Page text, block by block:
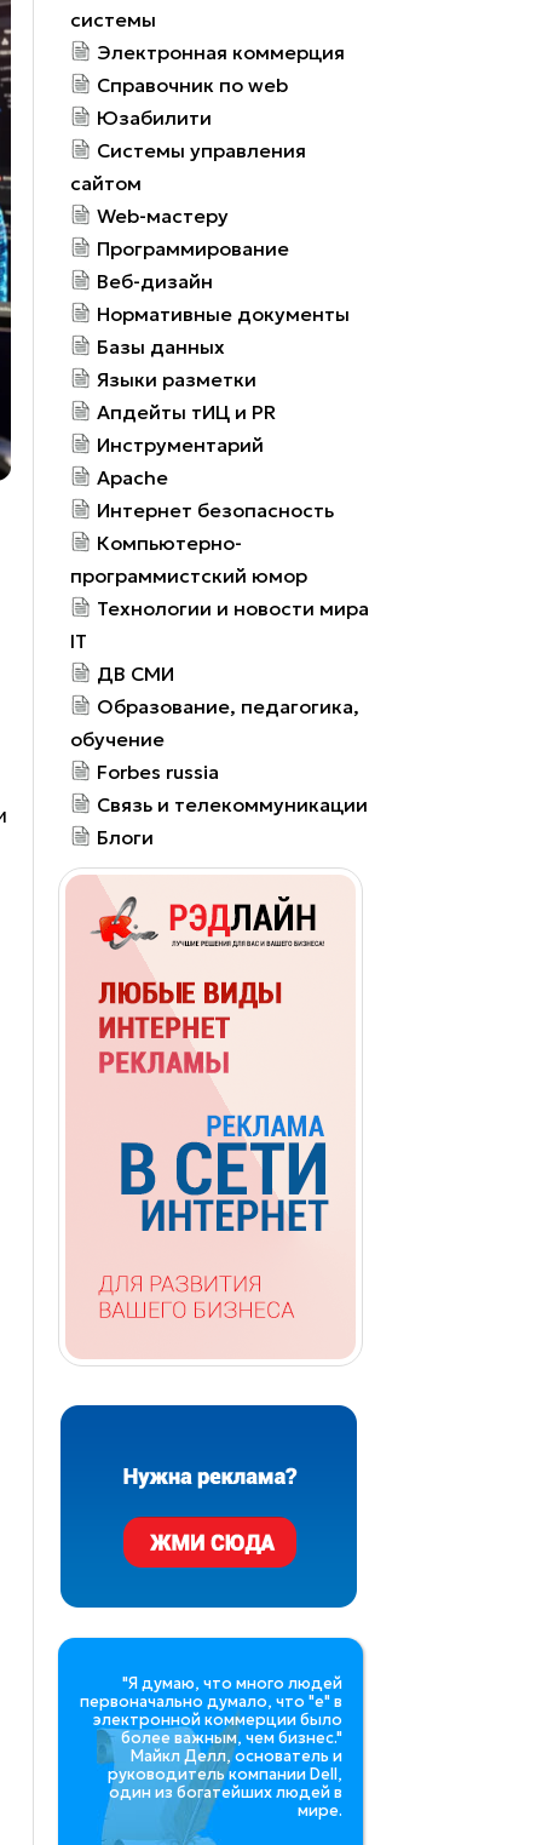
системы
Электронная коммерция
Справочник по web
Юзабилити
Системы управления
сайтом
Web-мастеру
Программирование
Веб-дизайн
Нормативные документы
Базы данных
Языки разметки
Апдейты тИЦ и PR
Инструментарий
Apache
Интернет безопасность
Компьютерно-
программистский юмор
Технологии и новости мира
IT
ДВ СМИ
Образование, педагогика,
обучение
Forbes russia
Связь и телекоммуникации
Блоги
"Я думаю, что много людей
первоначально думало, что "e" в
электронной коммерции было
более важным, чем бизнес."
Майкл Делл, основатель и
руководитель компании Dell,
один из богатейших людей в
мире.